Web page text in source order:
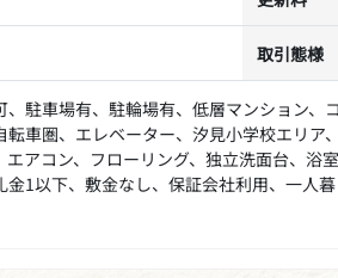
取引態様
駐車場有、駐輪場有、低層マンション
車圏、エレベーター、汐見小学校エリ
アコン、フローリング、独立洗面台、
1以下、敷金なし、保証会社利用、一人